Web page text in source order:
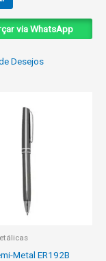
via WhatsApp
Desejos
Metal ER192B